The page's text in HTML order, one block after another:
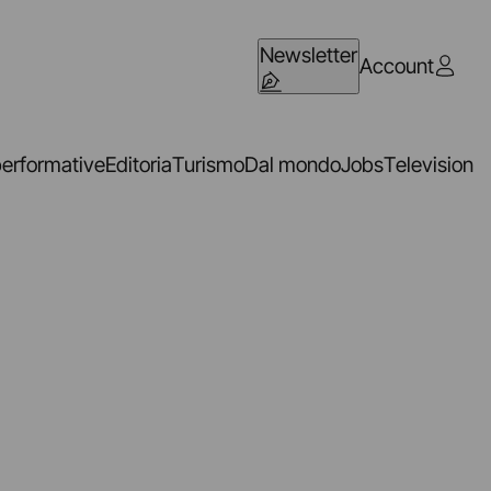
NewsletterAccount
EditoriaTurismoDal mondoJobsTelevision